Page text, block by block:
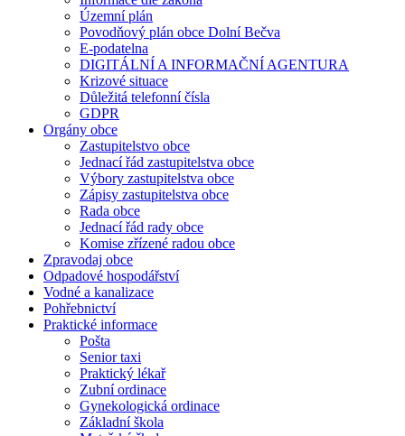
Územní plán
Povodňový plán obce Dolní Bečva
E-podatelna
DIGITÁLNÍ A INFORMAČNÍ AGENTURA
Krizové situace
Důležitá telefonní čísla
GDPR
Orgány obce
Zastupitelstvo obce
Jednací řád zastupitelstva obce
Výbory zastupitelstva obce
Zápisy zastupitelstva obce
Rada obce
Jednací řád rady obce
Komise zřízené radou obce
Zpravodaj obce
Odpadové hospodářství
Vodné a kanalizace
Pohřebnictví
Praktické informace
Pošta
Senior taxi
Praktický lékař
Zubní ordinace
Gynekologická ordinace
Základní škola